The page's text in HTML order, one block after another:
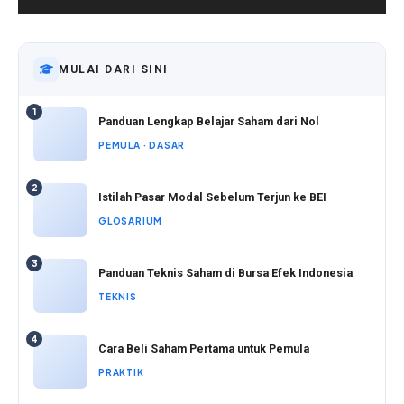
MULAI DARI SINI
1
Panduan Lengkap Belajar Saham dari Nol
PEMULA · DASAR
2
Istilah Pasar Modal Sebelum Terjun ke BEI
GLOSARIUM
3
Panduan Teknis Saham di Bursa Efek Indonesia
TEKNIS
4
Cara Beli Saham Pertama untuk Pemula
PRAKTIK